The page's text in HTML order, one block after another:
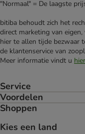
"Normaal" = De laagste
bitiba behoudt zich het
direct marketing van
hier te allen tijde bezwaar
de klantenservice van
Meer informatie vindt u hier
Service
Voordelen
Shoppen
Kies een land